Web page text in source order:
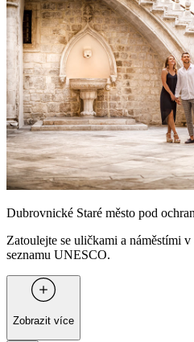
Dubrovnické Staré město pod
Zatoulejte se uličkami a náměstími
seznamu UNESCO.
Zobrazit více